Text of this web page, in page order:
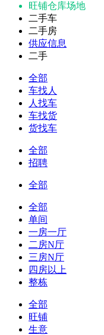
旺铺仓库场地
二手车
二手房
供应信息
二手
全部
车找人
人找车
车找货
货找车
全部
招聘
全部
全部
单间
一房一厅
二房N厅
三房N厅
四房以上
整栋
全部
旺铺
生意